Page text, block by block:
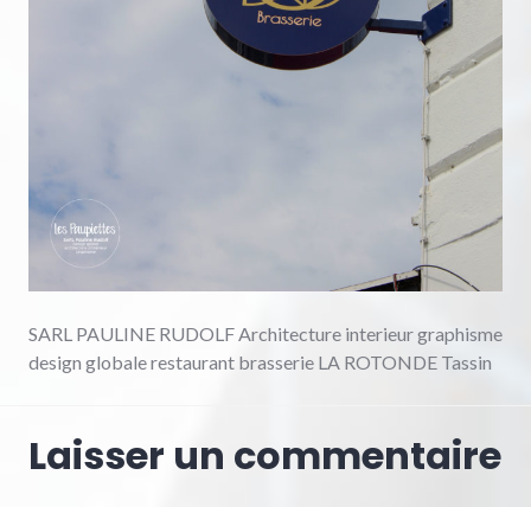
SARL PAULINE RUDOLF Architecture interieur graphisme
design globale restaurant brasserie LA ROTONDE Tassin
Laisser un commentaire